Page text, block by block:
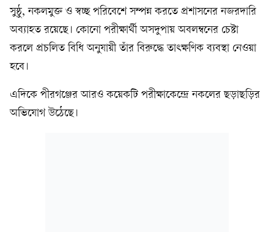
সুষ্ঠু, নকলমুক্ত ও স্বচ্ছ পরিবেশে সম্পন্ন করতে প্রশাসনের নজরদারি
অব্যাহত রয়েছে। কোনো পরীক্ষার্থী অসদুপায় অবলম্বনের চেষ্টা
করলে প্রচলিত বিধি অনুযায়ী তাঁর বিরুদ্ধে তাৎক্ষণিক ব্যবস্থা নেওয়া
হবে।
এদিকে পীরগঞ্জের আরও কয়েকটি পরীক্ষাকেন্দ্রে নকলের ছড়াছড়ির
অভিযোগ উঠেছে।